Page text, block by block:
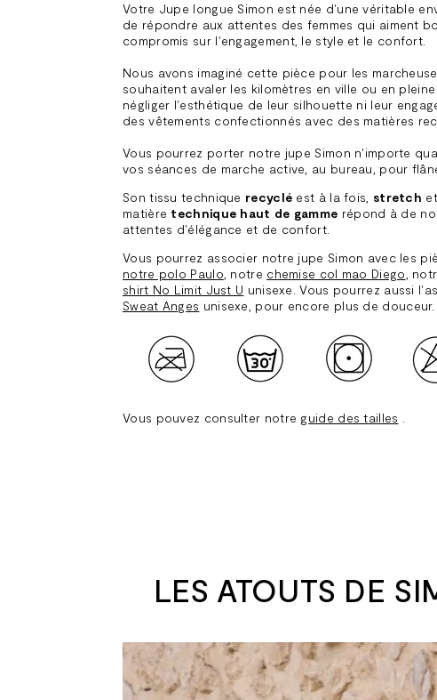
Votre Jupe longue Simon est née d'une véritable
de répondre aux attentes des femmes qui aiment
compromis sur l'engagement, le style et le confort.
Nous avons imaginé cette pièce pour les
souhaitent avaler les kilomètres en ville ou en
négliger l'esthétique de leur silhouette ni leur
des vêtements confectionnés avec des matières
Vous pourrez porter notre jupe Simon n'importe
vos séances de marche active, au bureau, pour
Son tissu technique recyclé est à la fois, stretch et
matière technique haut de gamme répond à de
attentes d'élégance et de confort.
Vous pourrez associer notre jupe Simon avec les
notre polo Paulo , notre chemise col mao Diego ,
shirt No Limit Just U unisexe. Vous pourrez aussi
Sweat Anges unisexe, pour encore plus de douceur.
Vous pouvez consulter notre guide des tailles
LES ATOUTS DE